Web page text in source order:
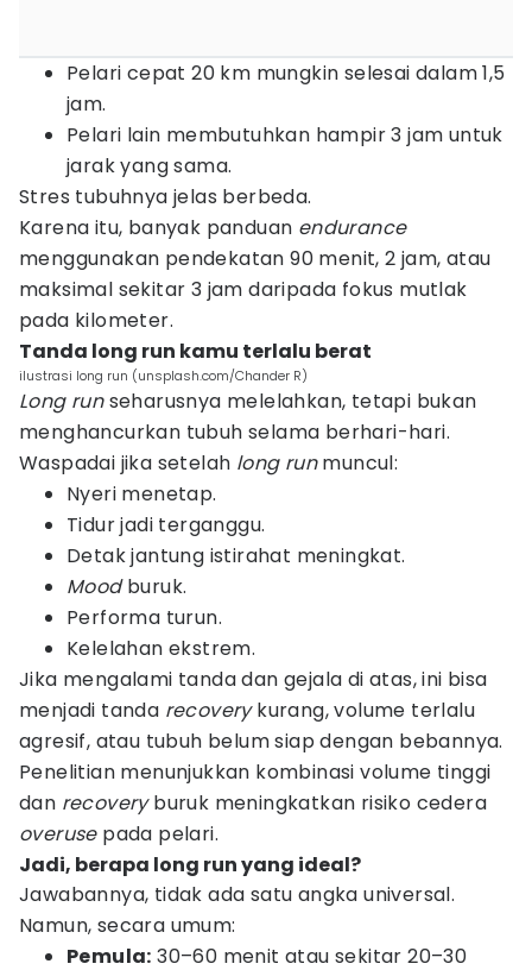
Pelari cepat 20 km mungkin selesai dalam 1,5
jam.
Pelari lain membutuhkan hampir 3 jam untuk
jarak yang sama.
Stres tubuhnya jelas berbeda.
Karena itu, banyak panduan endurance
menggunakan pendekatan 90 menit, 2 jam, atau
maksimal sekitar 3 jam daripada fokus mutlak
pada kilometer.
Tanda long run kamu terlalu berat
ilustrasi long run (unsplash.com/Chander R)
Long runseharusnya melelahkan, tetapi bukan
menghancurkan tubuh selama berhari-hari.
Waspadai jika setelah long runmuncul:
Nyeri menetap.
Tidur jadi terganggu.
Detak jantung istirahat meningkat.
Moodburuk.
Performa turun.
Kelelahan ekstrem.
Jika mengalami tanda dan gejala di atas, ini bisa
menjadi tanda recoverykurang, volume terlalu
agresif, atau tubuh belum siap dengan bebannya.
Penelitian menunjukkan kombinasi volume tinggi
dan recoveryburuk meningkatkan risiko cedera
overuse pada pelari.
Jadi, berapa long run yang ideal?
Jawabannya, tidak ada satu angka universal.
Namun, secara umum:
Pemula: 30–60 menit atau sekitar 20–30